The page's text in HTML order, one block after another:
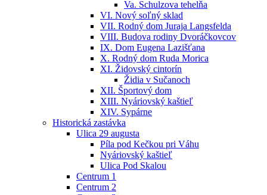
Va. Schulzova tehelňa
VI. Nový soľný sklad
VII. Rodný dom Juraja Langsfelda
VIII. Budova rodiny Dvoráčkovcov
IX. Dom Eugena Lazišťana
X. Rodný dom Ruda Morica
XI. Židovský cintorín
Židia v Sučanoch
XII. Športový dom
XIII. Nyáriovský kaštieľ
XIV. Sypárne
Historická zastávka
Ulica 29 augusta
Píla pod Kečkou pri Váhu
Nyáriovský kaštieľ
Ulica Pod Skalou
Centrum 1
Centrum 2